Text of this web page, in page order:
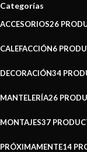
Categorías
ACCESORIOS26
CALEFACCIÓN6
DECORACIÓN34
MANTELERÍA26
MONTAJES37
PRÓXIMAMENTE14